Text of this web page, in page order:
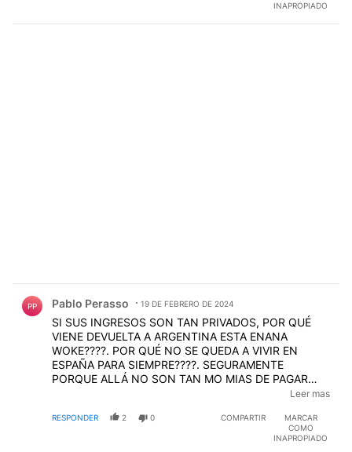
INAPROPIADO
PP Pablo Perasso 19 DE FEBRERO DE 2024
SI SUS INGRESOS SON TAN PRIVADOS, POR QUÉ
VIENE DEVUELTA A ARGENTINA ESTA ENANA
WOKE????. POR QUÉ NO SE QUEDA A VIVIR EN
ESPAÑA PARA SIEMPRE????. SEGURAMENTE
PORQUE ALLÁ NO SON TAN MO MIAS DE PAGAR
UNA ENTRADA PARA VER ESTA ESTAFA POP DE
ESTADO ARGENTO LE SIGA DANDO DE COMER.
DEDICATE AL FULBO LALI DEPÓSITO, QUE AHÍ SI
Leer mas
RESPONDER 2 0 COMPARTIR
MARCAR
COMO
INAPROPIADO